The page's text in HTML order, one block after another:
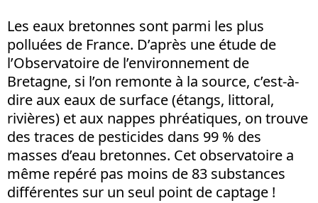
Les eaux bretonnes sont parmi les plus
polluées de France. D’après une étude de
l’Observatoire de l’environnement de
Bretagne, si l’on remonte à la source, c’est-à-
dire aux eaux de surface (étangs, littoral,
rivières) et aux nappes phréatiques, on trouve
des traces de pesticides dans 99 % des
masses d’eau bretonnes. Cet observatoire a
même repéré pas moins de 83 substances
différentes sur un seul point de captage !